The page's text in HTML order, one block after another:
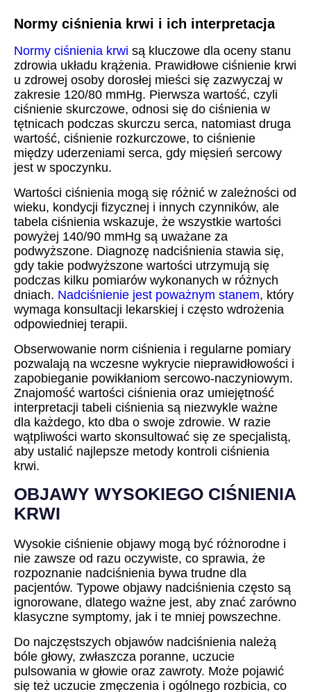
Normy ciśnienia krwi i ich interpretacja
Normy ciśnienia krwi są kluczowe dla oceny stanu
zdrowia układu krążenia. Prawidłowe ciśnienie krwi
u zdrowej osoby dorosłej mieści się zazwyczaj w
zakresie 120/80 mmHg. Pierwsza wartość, czyli
ciśnienie skurczowe, odnosi się do ciśnienia w
tętnicach podczas skurczu serca, natomiast druga
wartość, ciśnienie rozkurczowe, to ciśnienie
między uderzeniami serca, gdy mięsień sercowy
jest w spoczynku.
Wartości ciśnienia mogą się różnić w zależności od
wieku, kondycji fizycznej i innych czynników, ale
tabela ciśnienia wskazuje, że wszystkie wartości
powyżej 140/90 mmHg są uważane za
podwyższone. Diagnozę nadciśnienia stawia się,
gdy takie podwyższone wartości utrzymują się
podczas kilku pomiarów wykonanych w różnych
dniach. Nadciśnienie jest poważnym stanem, który
wymaga konsultacji lekarskiej i często wdrożenia
odpowiedniej terapii.
Obserwowanie norm ciśnienia i regularne pomiary
pozwalają na wczesne wykrycie nieprawidłowości i
zapobieganie powikłaniom sercowo-naczyniowym.
Znajomość wartości ciśnienia oraz umiejętność
interpretacji tabeli ciśnienia są niezwykle ważne
dla każdego, kto dba o swoje zdrowie. W razie
wątpliwości warto skonsultować się ze specjalistą,
aby ustalić najlepsze metody kontroli ciśnienia
krwi.
OBJAWY WYSOKIEGO CIŚNIENIA
KRWI
Wysokie ciśnienie objawy mogą być różnorodne i
nie zawsze od razu oczywiste, co sprawia, że
rozpoznanie nadciśnienia bywa trudne dla
pacjentów. Typowe objawy nadciśnienia często są
ignorowane, dlatego ważne jest, aby znać zarówno
klasyczne symptomy, jak i te mniej powszechne.
Do najczęstszych objawów nadciśnienia należą
bóle głowy, zwłaszcza poranne, uczucie
pulsowania w głowie oraz zawroty. Może pojawić
się też uczucie zmęczenia i ogólnego rozbicia, co